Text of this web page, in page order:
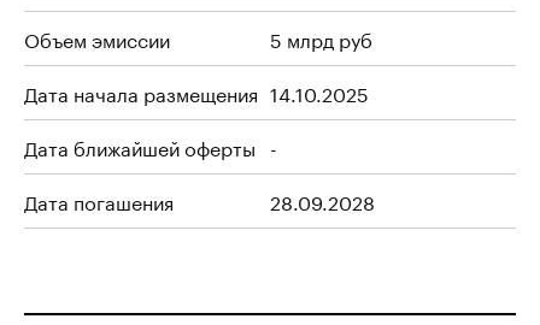
Объем эмиссии
5 млрд руб
Дата начала размещения 14.10.2025
Дата ближайшей оферты -
Дата погашения
28.09.2028